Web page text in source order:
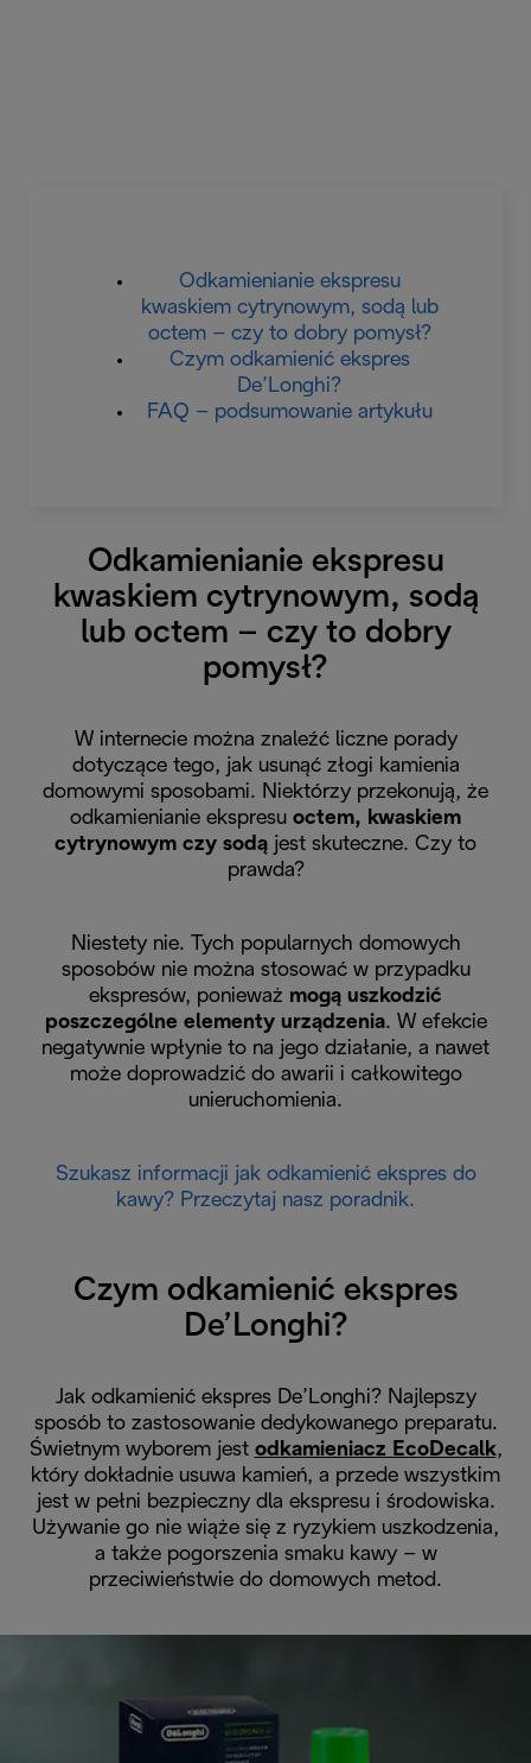
Odkamienianie ekspresu
kwaskiem cytrynowym, sodą lub
octem – czy to dobry pomysł?
Czym odkamienić ekspres
De’Longhi?
FAQ – podsumowanie artykułu
Odkamienianie ekspresu
kwaskiem cytrynowym, sodą
lub octem – czy to dobry
pomysł?
W internecie można znaleźć liczne porady
dotyczące tego, jak usunąć złogi kamienia
domowymi sposobami. Niektórzy przekonują, że
odkamienianie ekspresu octem, kwaskiem
cytrynowym czy sodą jest skuteczne. Czy to
prawda?
Niestety nie. Tych popularnych domowych
sposobów nie można stosować w przypadku
ekspresów, ponieważ mogą uszkodzić
poszczególne elementy urządzenia. W efekcie
negatywnie wpłynie to na jego działanie, a nawet
może doprowadzić do awarii i całkowitego
unieruchomienia.
Szukasz informacji jak odkamienić ekspres do
kawy? Przeczytaj nasz poradnik.
Czym odkamienić ekspres
De’Longhi?
Jak odkamienić ekspres De’Longhi? Najlepszy
sposób to zastosowanie dedykowanego preparatu.
Świetnym wyborem jest odkamieniacz EcoDecalk,
który dokładnie usuwa kamień, a przede wszystkim
jest w pełni bezpieczny dla ekspresu i środowiska.
Używanie go nie wiąże się z ryzykiem uszkodzenia,
a także pogorszenia smaku kawy – w
przeciwieństwie do domowych metod.